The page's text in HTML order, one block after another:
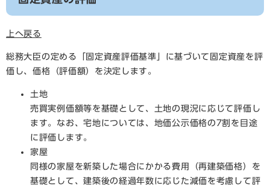
上へ戻る
総務大臣の定める「固定資産評価基準」に基づいて固定資産を評
価し、価格（評価額）を決定します。
土地
売買実例価額等を基礎として、土地の現況に応じて評価し
ます。なお、宅地については、地価公示価格の7割を目途
に評価します。
家屋
同様の家屋を新築した場合にかかる費用（再建築価格）を
基礎として、建築後の経過年数に応じた減価を考慮して評